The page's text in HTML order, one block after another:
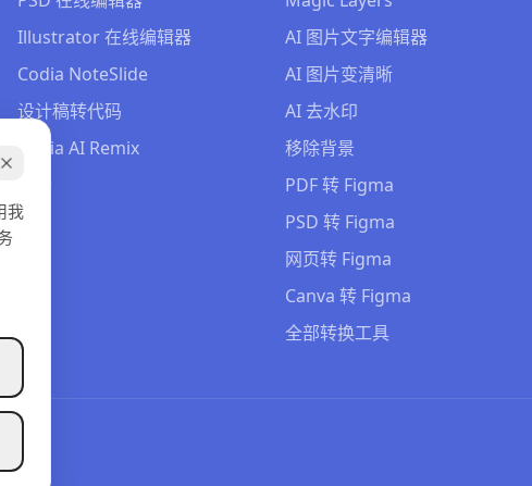
Illustrator 在线编辑器
Codia NoteSlide
设计稿转代码
Codia AI Remix
AI 图片文字编辑器
AI 图片变清晰
AI 去水印
移除背景
PDF 转 Figma
PSD 转 Figma
网页转 Figma
Canva 转 Figma
全部转换工具
我